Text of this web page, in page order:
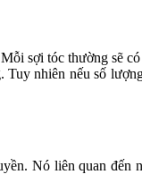
sợi tóc thường sẽ
Tuy nhiên nếu số
Nó liên quan đến